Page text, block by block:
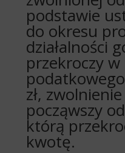
podstawie
do okresu
działalności
przekroczy
zł,
począwszy
którą
kwotę.